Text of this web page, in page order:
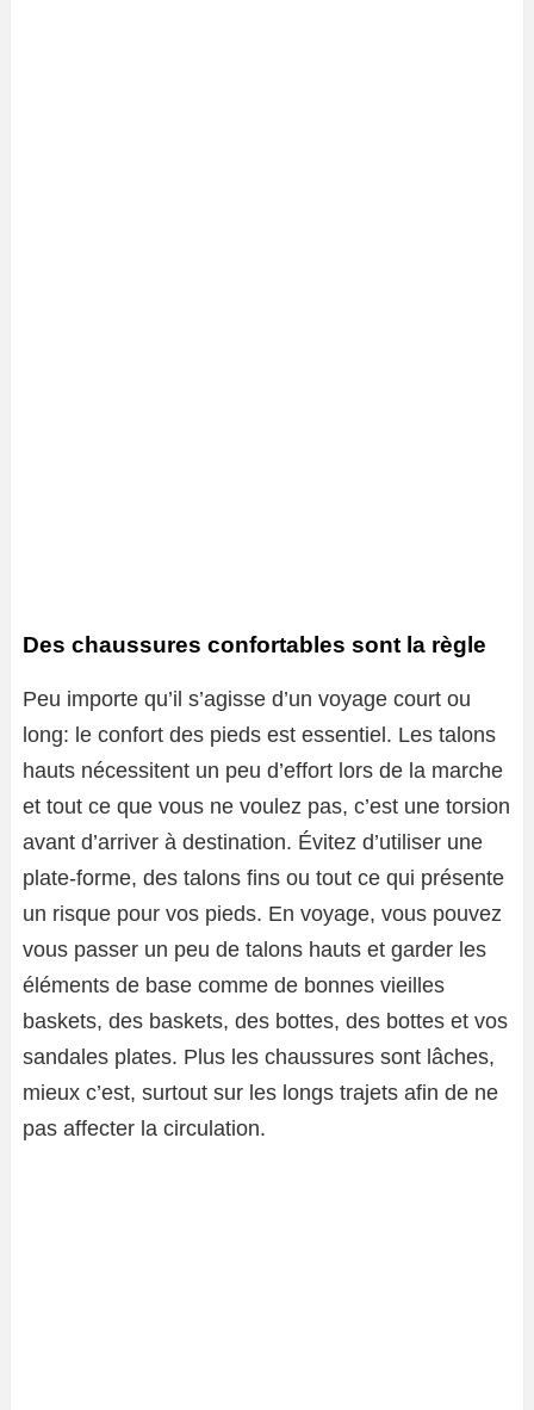
Des chaussures confortables sont la règle
Peu importe qu’il s’agisse d’un voyage court ou
long: le confort des pieds est essentiel. Les talons
hauts nécessitent un peu d’effort lors de la marche
et tout ce que vous ne voulez pas, c’est une torsion
avant d’arriver à destination. Évitez d’utiliser une
plate-forme, des talons fins ou tout ce qui présente
un risque pour vos pieds. En voyage, vous pouvez
vous passer un peu de talons hauts et garder les
éléments de base comme de bonnes vieilles
baskets, des baskets, des bottes, des bottes et vos
sandales plates. Plus les chaussures sont lâches,
mieux c’est, surtout sur les longs trajets afin de ne
pas affecter la circulation.